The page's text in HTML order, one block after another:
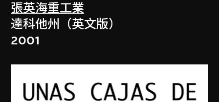
張英海重工業
達科他州（英文版）
2001